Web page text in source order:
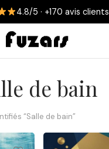
4.8/5 · +170 avis clients
de bain
“Salle de bain”